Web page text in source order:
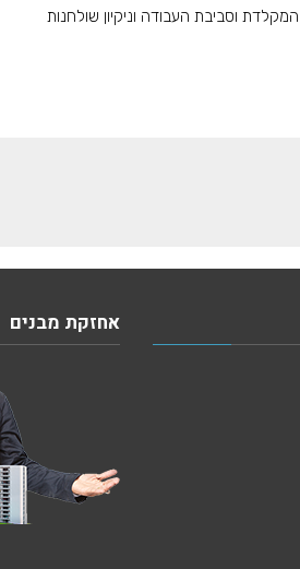
וסביבת העבודה וניקיון שולחנות
אחזקת מבנים